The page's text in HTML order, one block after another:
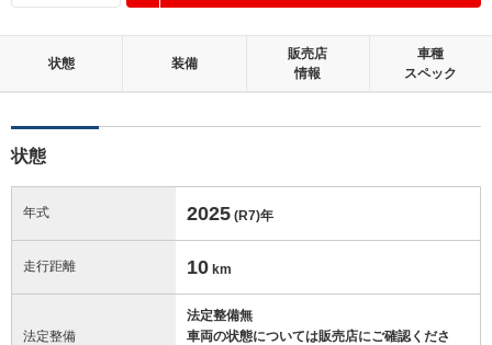
状態 装備
販売店
情報
車種
スペック
状態
年式 2025 (R7)年
走行距離 10 km
法定整備
法定整備無
車両の状態については販売店にご確認くださ